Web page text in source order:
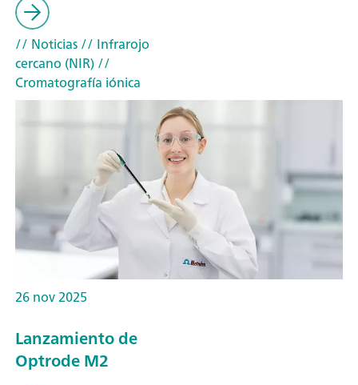
// Noticias// Infrarojo
cercano (NIR)//
Cromatografía iónica
26 nov 2025
Lanzamiento de
Optrode M2